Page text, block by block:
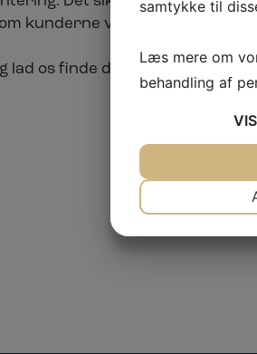
kunderne værdsætter.
lad os finde den bedste
samtykke til
Læs mere om
behandling af
VIS